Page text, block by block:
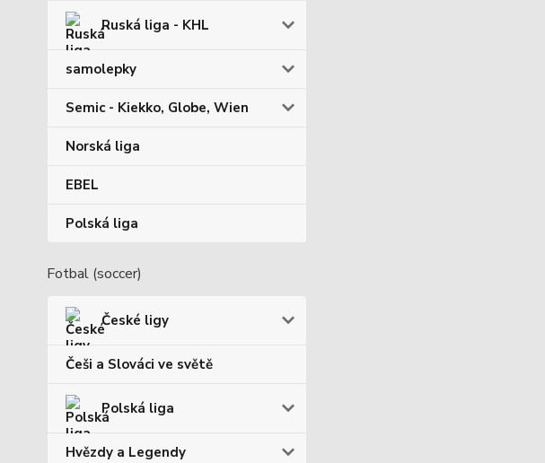
Ruská liga - KHL
samolepky
Semic - Kiekko, Globe, Wien
Norská liga
EBEL
Polská liga
Fotbal (soccer)
České ligy
Češi a Slováci ve světě
Polská liga
Hvězdy a Legendy